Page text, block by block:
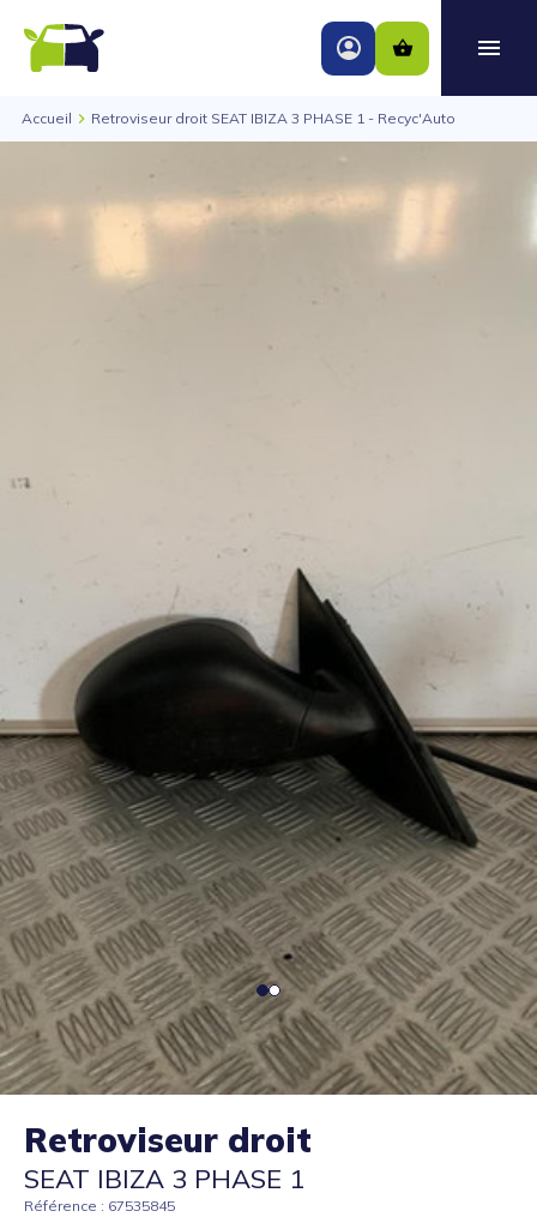
Accueil Retroviseur droit SEAT IBIZA 3 PHASE 1 - Recyc'Auto
Retroviseur droit
SEAT IBIZA 3 PHASE 1
Référence : 67535845